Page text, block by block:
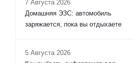
7 Августа 2026
Домашняя ЭЗС: автомобиль
заряжается, пока вы отдыхаете
5 Августа 2026